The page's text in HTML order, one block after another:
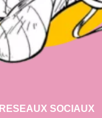
RESEAUX SOCIAUX